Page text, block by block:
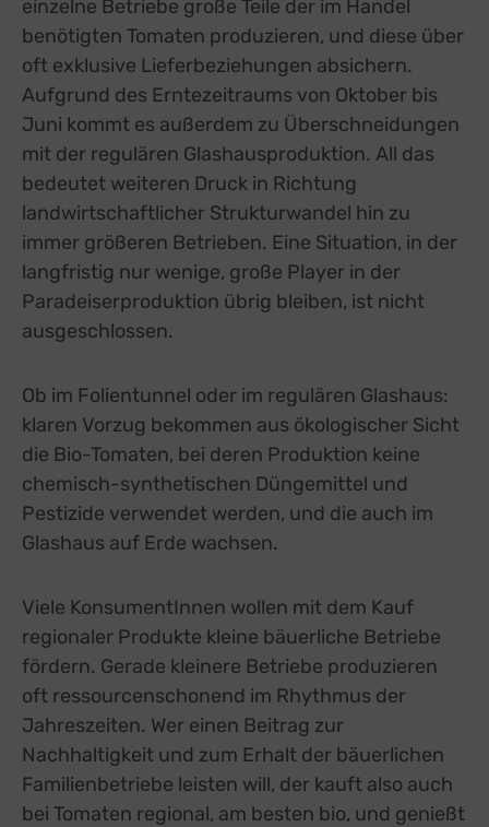
einzelne Betriebe große Teile der im Handel
benötigten Tomaten produzieren, und diese über
oft exklusive Lieferbeziehungen absichern.
Aufgrund des Erntezeitraums von Oktober bis
Juni kommt es außerdem zu Überschneidungen
mit der regulären Glashausproduktion. All das
bedeutet weiteren Druck in Richtung
landwirtschaftlicher Strukturwandel hin zu
immer größeren Betrieben. Eine Situation, in der
langfristig nur wenige, große Player in der
Paradeiserproduktion übrig bleiben, ist nicht
ausgeschlossen.
Ob im Folientunnel oder im regulären Glashaus:
klaren Vorzug bekommen aus ökologischer Sicht
die Bio-Tomaten, bei deren Produktion keine
chemisch-synthetischen Düngemittel und
Pestizide verwendet werden, und die auch im
Glashaus auf Erde wachsen.
Viele KonsumentInnen wollen mit dem Kauf
regionaler Produkte kleine bäuerliche Betriebe
fördern. Gerade kleinere Betriebe produzieren
oft ressourcenschonend im Rhythmus der
Jahreszeiten. Wer einen Beitrag zur
Nachhaltigkeit und zum Erhalt der bäuerlichen
Familienbetriebe leisten will, der kauft also auch
bei Tomaten regional, am besten bio, und genießt